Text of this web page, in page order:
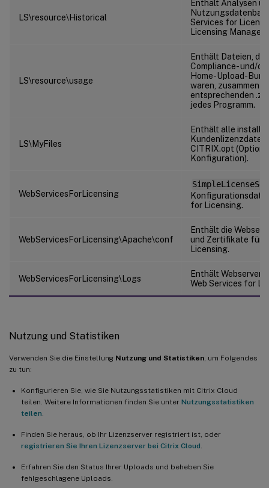
LS\resource\Historical
Enthält Analysen
Services for
Licensing Manager.
LS\resource\usage
Enthält Dateien,
Compliance- und/
Home-Upload-
waren, zusammen
entsprechenden
jedes Programm.
LS\MyFiles
Enthält alle
CITRIX.opt
Konfiguration).
WebServicesForLicensing
for Licensing.
WebServicesForLicensing\Apache\conf
Enthält die
und Zertifikate für
Licensing.
WebServicesForLicensing\Logs
Enthält
Web Services for
Nutzung und Statistiken
Verwenden Sie die Einstellung Nutzung und Statistiken, um Folgendes
zu tun:
Konfigurieren Sie, wie Sie Nutzungsstatistiken mit Citrix Cloud
teilen. Weitere Informationen finden Sie unter Nutzungsstatistiken
teilen.
Finden Sie heraus, ob Ihr Lizenzserver registriert ist, oder
registrieren Sie Ihren Lizenzserver bei Citrix Cloud.
Erfahren Sie den Status Ihrer Uploads und beheben Sie
fehlgeschlagene Uploads.